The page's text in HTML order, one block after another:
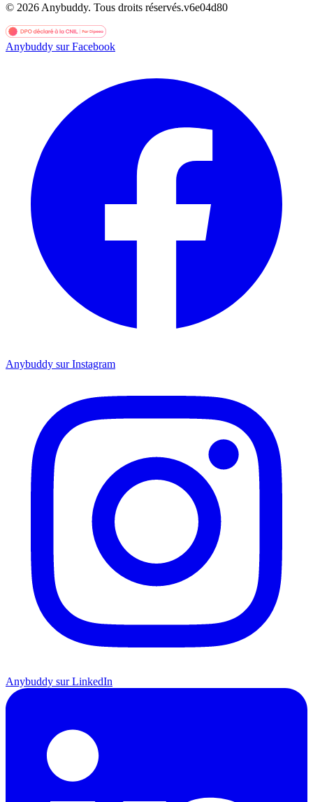
© 2026 Anybuddy. Tous droits réservés.v6e04d80
Anybuddy sur Facebook
Anybuddy sur Instagram
Anybuddy sur LinkedIn